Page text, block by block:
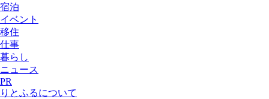
宿泊
イベント
移住
仕事
暮らし
ニュース
PR
りとふるについて